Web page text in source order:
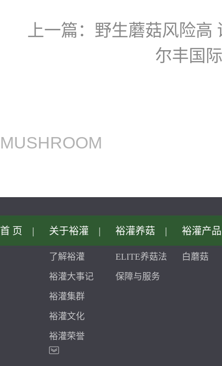
上一篇： 野生蘑菇风险高
尔丰国
MUSHROOM
首页 | 关于裕灌 |
了解裕灌
裕灌大事记
裕灌集群
裕灌文化
裕灌荣誉
裕灌养菇 |
ELITE养菇法
保障与服务
裕灌产品
白蘑菇